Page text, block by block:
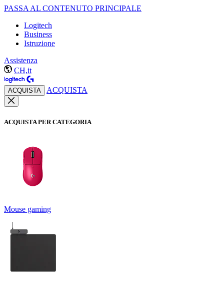
PASSA AL CONTENUTO PRINCIPALE
Logitech
Business
Istruzione
Assistenza
CH,it
ACQUISTA ACQUISTA
ACQUISTA PER CATEGORIA
Mouse gaming